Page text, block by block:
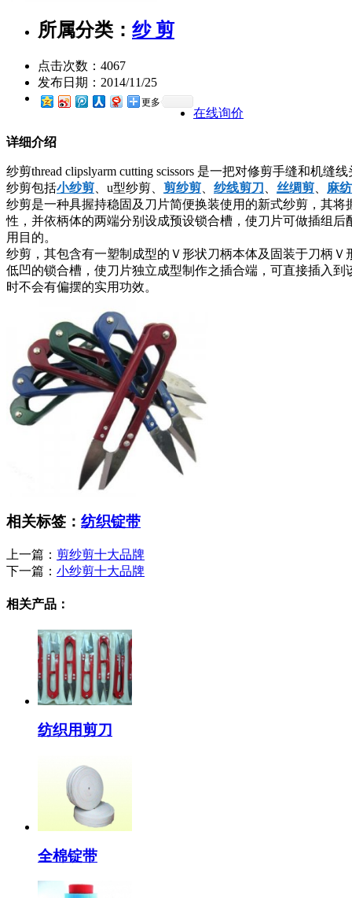
所属分类： 纱 剪
点击次数： 4067
发布日期： 2014/11/25
更多
在线询价
详细介绍
纱剪thread clipslyarm cutting scissors 是一把对修剪手缝和机
纱剪包括小纱剪 、u型纱剪、 剪纱剪 纱线剪刀 丝绸剪
麻
纱剪是一种具握持稳固及刀片简便换装使用的新式纱剪，其
性，并依柄体的两端分别设成预设锁合槽，使刀片可做插组
用目的。
纱剪，其包含有一塑制成型的Ｖ形状刀柄本体及固装于刀柄
低凹的锁合槽，使刀片独立成型制作之插合端，可直接插入
时不会有偏摆的实用功效。
相关标签： 纺织锭带
上一篇： 剪纱剪十大品牌
下一篇： 小纱剪十大品牌
相关产品：
纺织用剪刀
全棉锭带